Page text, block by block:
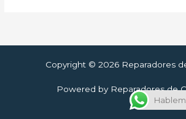
Copyright © 2026 Reparadores
Powered by Reparadores de